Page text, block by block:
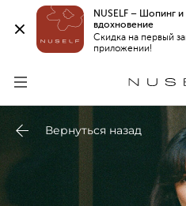
NUSELF – Шопинг и
вдохновение
Скидка на первый
приложении!
Вернуться назад